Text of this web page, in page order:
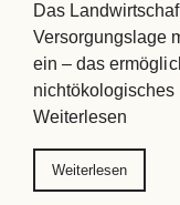
Das
Versorgungslage
ein – das
Weiterlesen
Weiterlesen